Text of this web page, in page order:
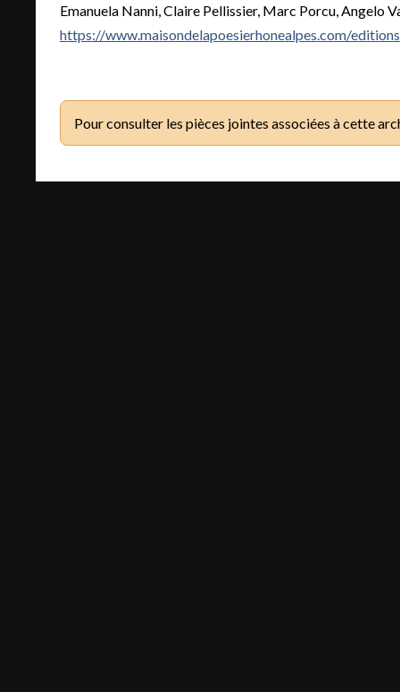
Emanuela Nanni, Claire Pellissier, Marc Porcu, Angelo
https://www.maisondelapoesierhonealpes.com/
Pour consulter les pièces jointes associées à cette